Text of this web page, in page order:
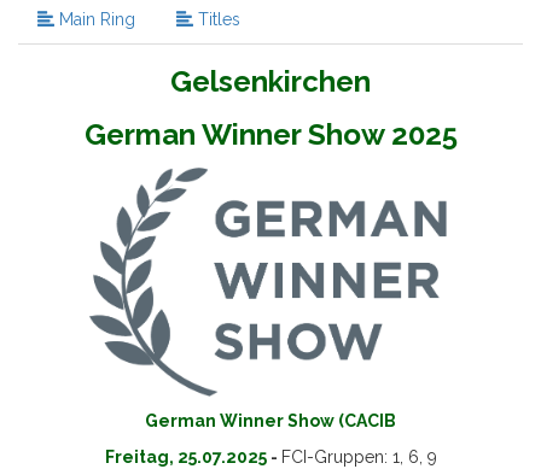
Main Ring Titles
Gelsenkirchen
German Winner Show 2025
German Winner Show (CACIB
Freitag, 25.07.2025- FCI-Gruppen: 1, 6, 9